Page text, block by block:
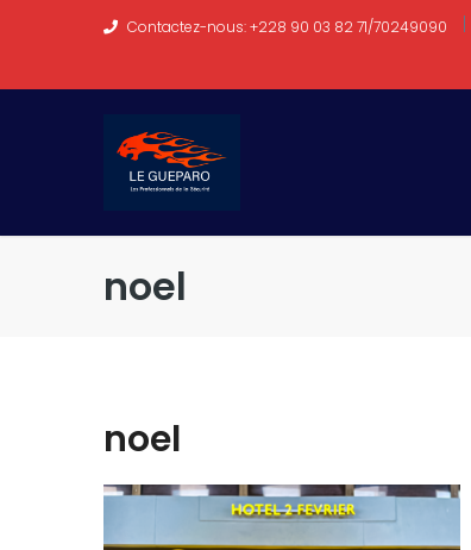
Contactez-nous: +228 90 03 82 71/70249090
noel
noel